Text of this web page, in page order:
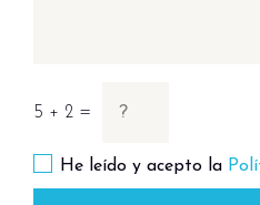
5 + 2 =
He leído y acepto la